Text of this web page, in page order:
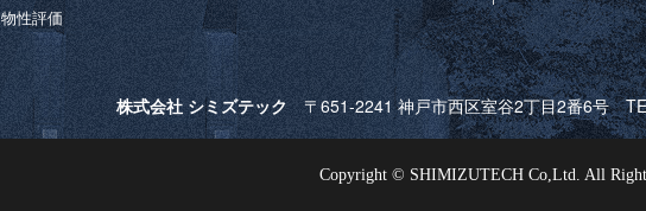
物性評価
株式会社 シミズテック〒651-2241 神戸市西区室谷2丁目2番6号
Copyright © SHIMIZUTECH Co,Ltd. All